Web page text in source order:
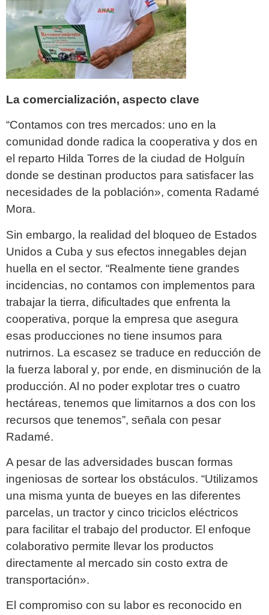
La comercialización, aspecto clave
“Contamos con tres mercados: uno en la
comunidad donde radica la cooperativa y dos en
el reparto Hilda Torres de la ciudad de Holguín
donde se destinan productos para satisfacer las
necesidades de la población», comenta Radamé
Mora.
Sin embargo, la realidad del bloqueo de Estados
Unidos a Cuba y sus efectos innegables dejan
huella en el sector. “Realmente tiene grandes
incidencias, no contamos con implementos para
trabajar la tierra, dificultades que enfrenta la
cooperativa, porque la empresa que asegura
esas producciones no tiene insumos para
nutrirnos. La escasez se traduce en reducción de
la fuerza laboral y, por ende, en disminución de la
producción. Al no poder explotar tres o cuatro
hectáreas, tenemos que limitarnos a dos con los
recursos que tenemos”, señala con pesar
Radamé.
A pesar de las adversidades buscan formas
ingeniosas de sortear los obstáculos. “Utilizamos
una misma yunta de bueyes en las diferentes
parcelas, un tractor y cinco triciclos eléctricos
para facilitar el trabajo del productor. El enfoque
colaborativo permite llevar los productos
directamente al mercado sin costo extra de
transportación».
El compromiso con su labor es reconocido en